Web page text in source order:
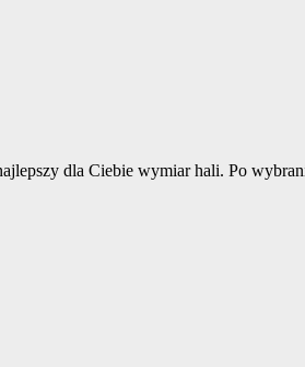
dla Ciebie wymiar hali. Po